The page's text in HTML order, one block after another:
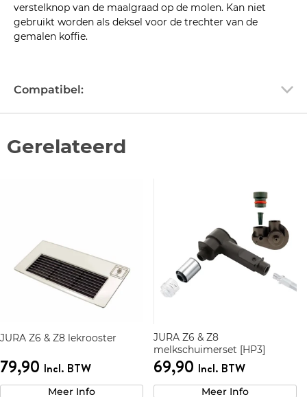
verstelknop van de maalgraad op de molen. Kan niet
gebruikt worden als deksel voor de trechter van de
gemalen koffie.
Compatibel:
Gerelateerd
JURA Z6 & Z8 lekrooster
79,90 Incl. BTW
Meer Info
JURA Z6 & Z8
melkschuimerset [HP3]
69,90 Incl. BTW
Meer Info